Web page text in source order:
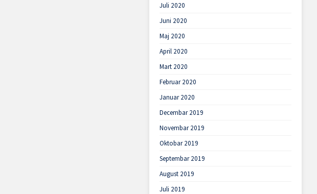
Juli 2020
Juni 2020
Maj 2020
April 2020
Mart 2020
Februar 2020
Januar 2020
Decembar 2019
Novembar 2019
Oktobar 2019
Septembar 2019
August 2019
Juli 2019